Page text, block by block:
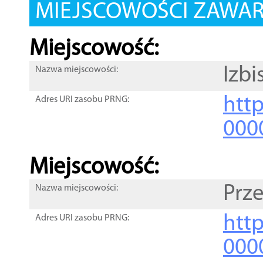
MIEJSCOWOŚCI
Miejscowość:
Nazwa miejscowości:
Adres URI zasobu PRNG:
Miejscowość:
Nazwa miejscowości:
Adres URI zasobu PRNG: